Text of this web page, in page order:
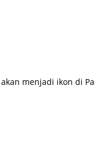
menjadi ikon di